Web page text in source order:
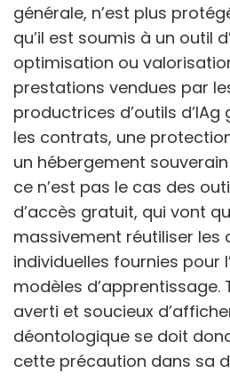
générale, n’est plus
qu’il est soumis à un outil
optimisation ou
prestations vendues par
productrices d’outils
les contrats, une
un hébergement
ce n’est pas le cas des
d’accès gratuit, qui vont
massivement réutiliser les
individuelles fournies pour
modèles d’apprentissage.
averti et soucieux
déontologique se doit
cette précaution dans sa